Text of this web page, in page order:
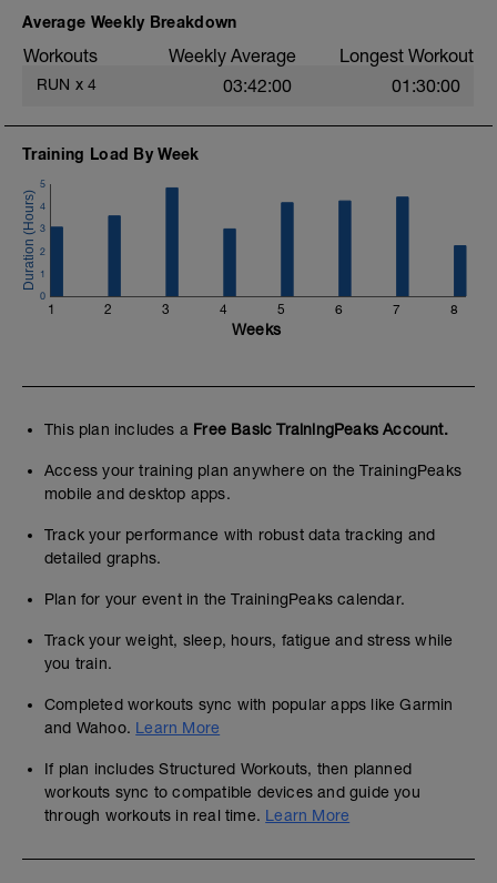
Average Weekly Breakdown
Workouts Weekly Average Longest Workout
RUN x 4 03:42:00 01:30:00
Training Load By Week
1 2 3 4 5 6 7 8
0
1
2
3
4
5
Weeks
This plan includes a Free Basic TrainingPeaks Account.
Access your training plan anywhere on the TrainingPeaks
mobile and desktop apps.
Track your performance with robust data tracking and
detailed graphs.
Plan for your event in the TrainingPeaks calendar.
Track your weight, sleep, hours, fatigue and stress while
you train.
Completed workouts sync with popular apps like Garmin
and Wahoo. Learn More
If plan includes Structured Workouts, then planned
workouts sync to compatible devices and guide you
through workouts in real time. Learn More